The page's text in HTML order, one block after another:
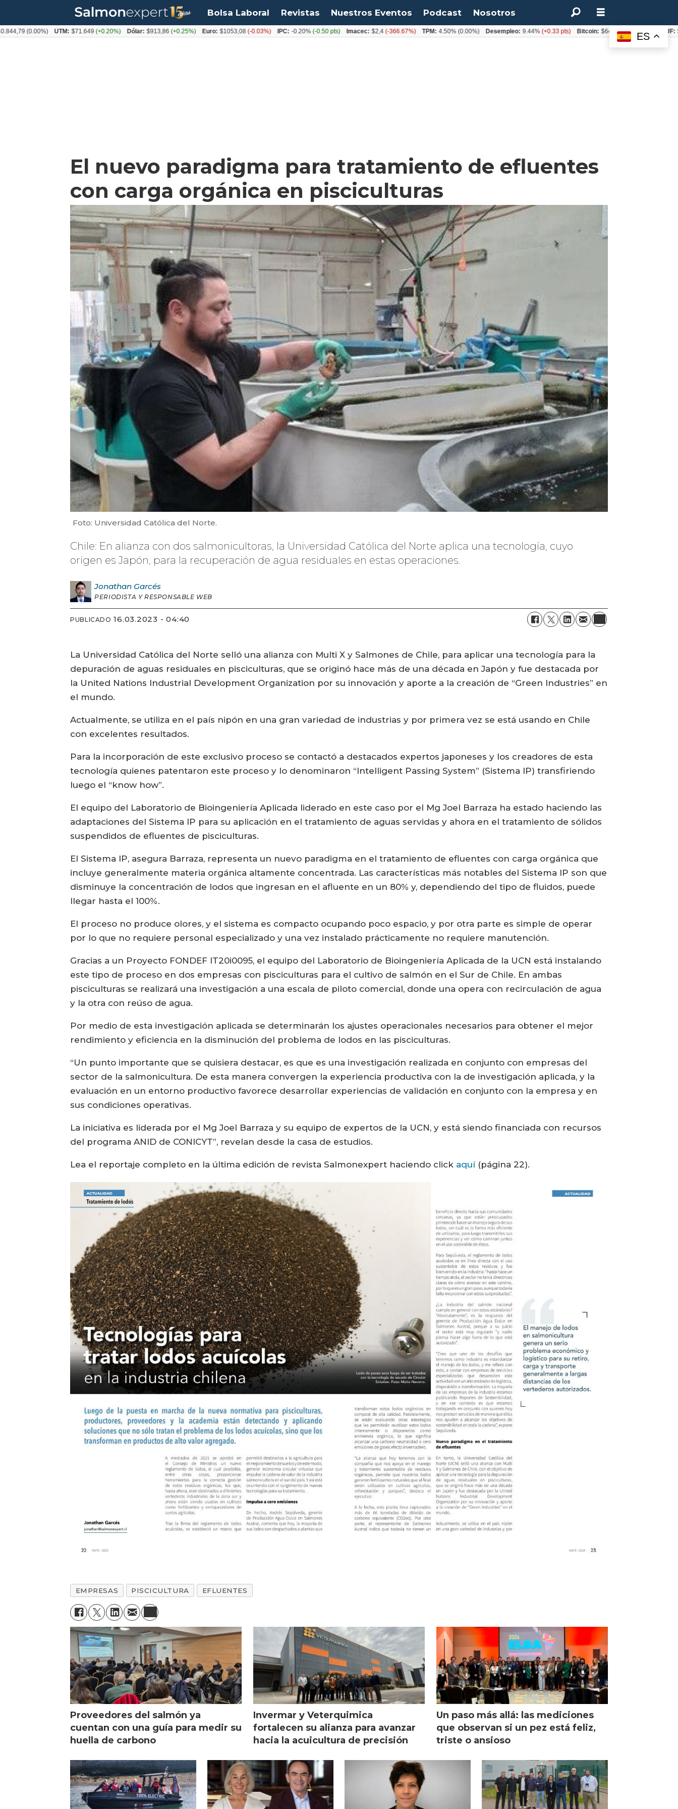
Bolsa Laboral Revistas Nuestros Eventos Podcast Nosotros
El nuevo paradigma para tratamiento de efluentes
con carga orgánica en pisciculturas
Foto: Universidad Católica del Norte.
Chile: En alianza con dos salmonicultoras, la Universidad Católica del Norte aplica una tecnología, cuyo
origen es Japón, para la recuperación de agua residuales en estas operaciones.
Jonathan Garcés
PERIODISTA Y RESPONSABLE WEB
PUBLICADO 16.03.2023 - 04:40
La Universidad Católica del Norte selló una alianza con Multi X y Salmones de Chile, para aplicar una tecnología para la
depuración de aguas residuales en pisciculturas, que se originó hace más de una década en Japón y fue destacada por
la United Nations Industrial Development Organization por su innovación y aporte a la creación de “Green Industries” en
el mundo.
Actualmente, se utiliza en el país nipón en una gran variedad de industrias y por primera vez se está usando en Chile
con excelentes resultados.
Para la incorporación de este exclusivo proceso se contactó a destacados expertos japoneses y los creadores de esta
tecnología quienes patentaron este proceso y lo denominaron “Intelligent Passing System” (Sistema IP) transfiriendo
luego el “know how”.
El equipo del Laboratorio de Bioingeniería Aplicada liderado en este caso por el Mg Joel Barraza ha estado haciendo las
adaptaciones del Sistema IP para su aplicación en el tratamiento de aguas servidas y ahora en el tratamiento de sólidos
suspendidos de efluentes de pisciculturas.
El Sistema IP, asegura Barraza, representa un nuevo paradigma en el tratamiento de efluentes con carga orgánica que
incluye generalmente materia orgánica altamente concentrada. Las características más notables del Sistema IP son que
disminuye la concentración de lodos que ingresan en el afluente en un 80% y, dependiendo del tipo de fluidos, puede
llegar hasta el 100%.
El proceso no produce olores, y el sistema es compacto ocupando poco espacio, y por otra parte es simple de operar
por lo que no requiere personal especializado y una vez instalado prácticamente no requiere manutención.
Gracias a un Proyecto FONDEF IT20i0095, el equipo del Laboratorio de Bioingeniería Aplicada de la UCN está instalando
este tipo de proceso en dos empresas con pisciculturas para el cultivo de salmón en el Sur de Chile. En ambas
pisciculturas se realizará una investigación a una escala de piloto comercial, donde una opera con recirculación de agua
y la otra con reúso de agua.
Por medio de esta investigación aplicada se determinarán los ajustes operacionales necesarios para obtener el mejor
rendimiento y eficiencia en la disminución del problema de lodos en las pisciculturas.
“Un punto importante que se quisiera destacar, es que es una investigación realizada en conjunto con empresas del
sector de la salmonicultura. De esta manera convergen la experiencia productiva con la de investigación aplicada, y la
evaluación en un entorno productivo favorece desarrollar experiencias de validación en conjunto con la empresa y en
sus condiciones operativas.
La iniciativa es liderada por el Mg Joel Barraza y su equipo de expertos de la UCN, y está siendo financiada con recursos
del programa ANID de CONICYT”, revelan desde la casa de estudios.
Lea el reportaje completo en la última edición de revista Salmonexpert haciendo click aquí(página 22).
EMPRESAS PISCICULTURA EFLUENTES
Proveedores del salmón ya
cuentan con una guía para medir su
huella de carbono
Invermar y Veterquimica
fortalecen su alianza para avanzar
hacia la acuicultura de precisión
Un paso más allá: las mediciones
que observan si un pez está feliz,
triste o ansioso
ES
(0.00%) UTM: $71.649(+0.20%) Dólar: $913,86(+0.25%) Euro: $1053,08(-0.03%) IPC: -0.20%(-0.50 pts) Imacec: $2,4(-366.67%) TPM: 4.50%(0.00%) Desempleo: 9.44%(+0.33 pts) Bitcoin: $64.600,08 (+2.93%)